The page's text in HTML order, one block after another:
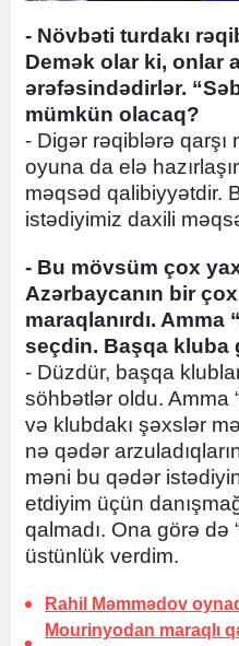
- Növbəti turdakı
Demək olar ki, onlar
ərəfəsindədirlər.
mümkün olacaq?
- Digər rəqiblərə qarşı
oyuna da elə
məqsəd qalibiyyətdir.
istədiyimiz daxili
- Bu mövsüm çox
Azərbaycanın bir
maraqlanırdı. Amma
seçdin. Başqa kluba
- Düzdür, başqa
söhbətlər oldu. Amma
və klubdakı şəxslər
nə qədər
məni bu qədər
etdiyim üçün
qalmadı. Ona görə də
üstünlük verdim.
Rahil Məmmədov
Mourinyodan maraqlı